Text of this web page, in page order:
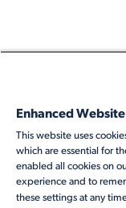
Enhanced
This website uses
which are essential for
enabled all cookies on
experience and to
these settings at any